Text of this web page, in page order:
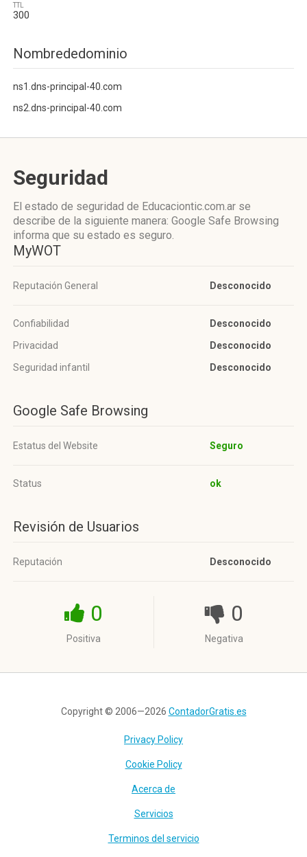
TTL
300
Nombrededominio
ns1.dns-principal-40.com
ns2.dns-principal-40.com
Seguridad
El estado de seguridad de Educaciontic.com.ar se
describe de la siguiente manera: Google Safe Browsing
informa que su estado es seguro.
MyWOT
Reputación General Desconocido
Confiabilidad
Desconocido
Privacidad
Desconocido
Seguridad infantil
Desconocido
Google Safe Browsing
Estatus del Website Seguro
Status ok
Revisión de Usuarios
Reputación Desconocido
0
Positiva
0
Negativa
Copyright © 2006—2026 ContadorGratis.es
Privacy Policy
Cookie Policy
Acerca de
Servicios
Terminos del servicio